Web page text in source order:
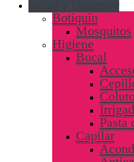
Botiquín
Mosquitos
Higiene
Bucal
Pasta
Capilar